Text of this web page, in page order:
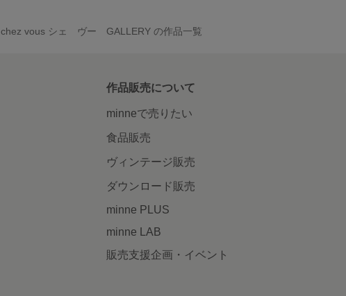
chez vous シェ ヴー GALLERY の作品一覧
作品販売について
minneで売りたい
食品販売
ヴィンテージ販売
ダウンロード販売
minne PLUS
minne LAB
販売支援企画・イベント